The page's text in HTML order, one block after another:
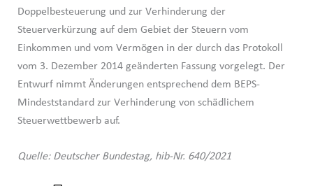
Doppelbesteuerung und zur Verhinderung der
Steuerverkürzung auf dem Gebiet der Steuern vom
Einkommen und vom Vermögen in der durch das Protokoll
vom 3. Dezember 2014 geänderten Fassung vorgelegt. Der
Entwurf nimmt Änderungen entsprechend dem BEPS-
Mindeststandard zur Verhinderung von schädlichem
Steuerwettbewerb auf.
Quelle: Deutscher Bundestag, hib-Nr. 640/2021